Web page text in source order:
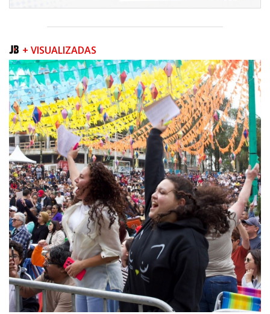
06/08/2026 | 07:00
Inscrições para a exploração da gastronomia do 14º Acampamento
Farroupilha estão abertas
CAMBORIÚ
+ VISUALIZADAS